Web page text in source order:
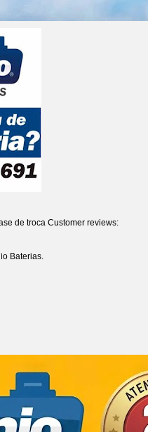
de troca Customer reviews:
Baterias.